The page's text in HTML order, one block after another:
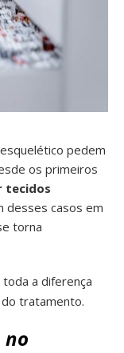
pedem
os primeiros
tecidos
desses casos em
torna
toda a diferença
tratamento.
no